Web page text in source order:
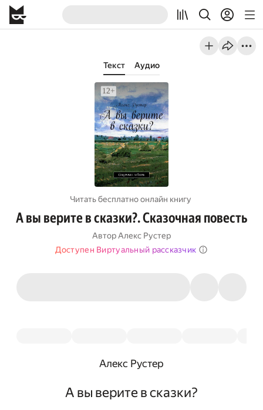
Текст Аудио
Читать бесплатно онлайн книгу
А вы верите в сказки?. Сказочная повесть
АвторАлекс Рустер
Доступен Виртуальный рассказчик
Алекс Рустер
А вы верите в сказки?